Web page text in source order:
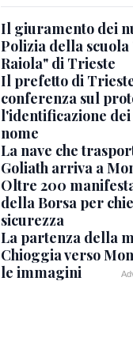
Il giuramento dei
Polizia della scuola
Raiola" di Trieste
Il prefetto di
conferenza sul
l'identificazione
nome
La nave che
Goliath arriva a
Oltre 200
della Borsa per
sicurezza
La partenza della
Chioggia verso
le immagini